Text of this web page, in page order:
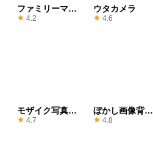
ファミリーマー
ト 4.2
ウタカメラ
4.6
モザイク写真の
効果
4.7
ぼかし画像背景
エディタ
4.8